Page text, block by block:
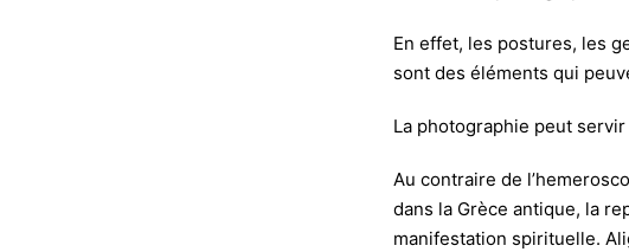
En effet, les postures, les
sont des éléments qui
La photographie peut
Au contraire de
dans la Grèce antique, la
manifestation spirituelle.